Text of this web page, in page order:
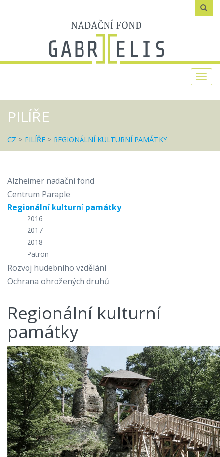
Zadejte
text
PILÍŘE
CZ > PILÍŘE > REGIONÁLNÍ KULTURNÍ PAMÁTKY
Alzheimer nadační fond
Centrum Paraple
Regionální kulturní památky
2016
2017
2018
Patron
Rozvoj hudebního vzdělání
Ochrana ohrožených druhů
Regionální kulturní
památky